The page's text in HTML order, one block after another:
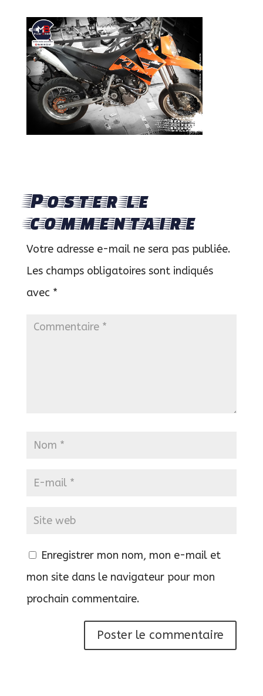
Poster le
commentaire
Votre adresse e-mail ne sera pas publiée.
Les champs obligatoires sont indiqués
avec *
Enregistrer mon nom, mon e-mail et
mon site dans le navigateur pour mon
prochain commentaire.